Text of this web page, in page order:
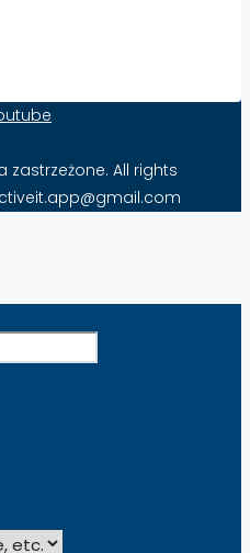
zastrzeżone. All rights